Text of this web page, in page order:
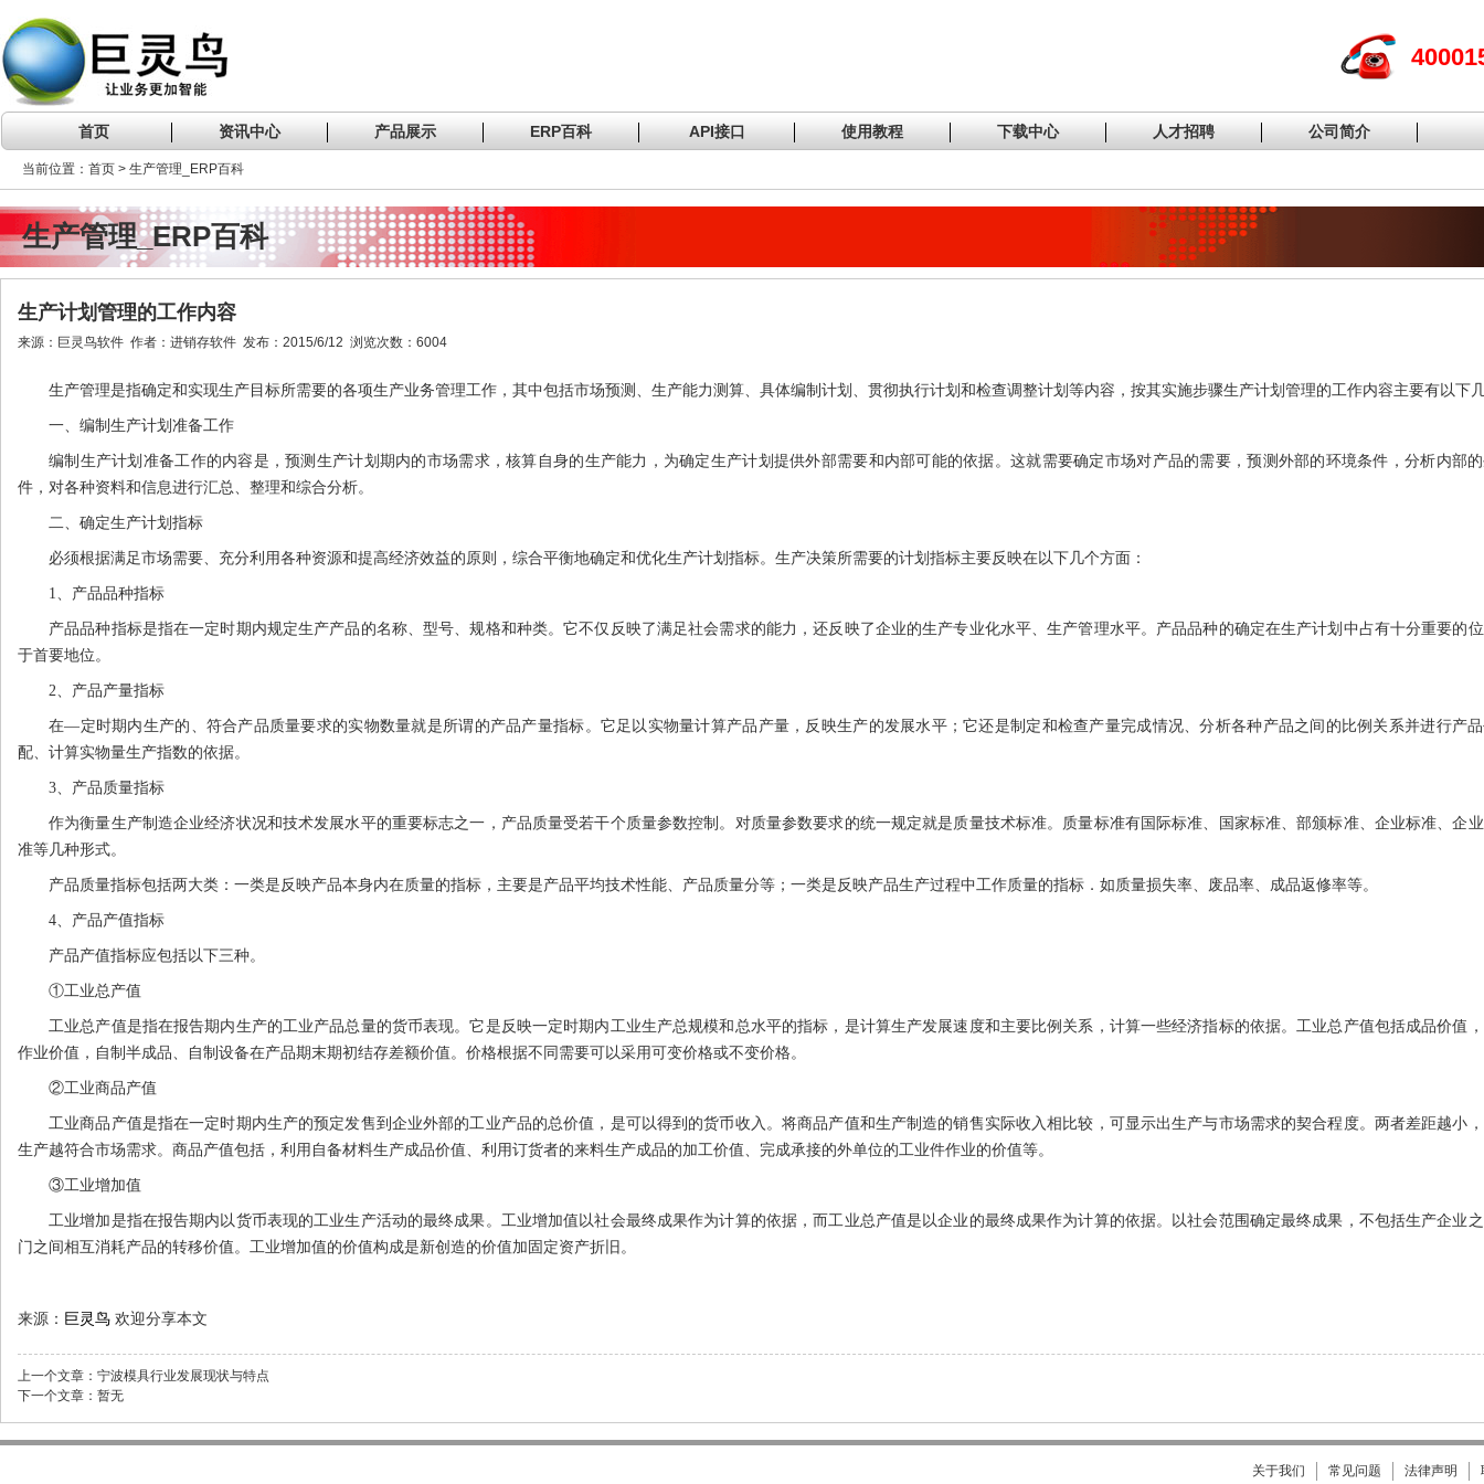
首页 资讯中心 产品展示 ERP百科 API接口 使用教程 下载中心 人才招聘 公司简介
当前位置：首页 > 生产管理_ERP百科
生产管理_ERP百科
生产计划管理的工作内容
来源：巨灵鸟软件 作者：进销存软件 发布：2015/6/12 浏览次数：6004
生产管理是指确定和实现生产目标所需要的各项生产业务管理工作，其中包括市场预测、生产能力测算、具体编制计划、贯彻执行计划和检查调整计划等内容，按其实施步骤生产计划管理的工作内容主要有以下
一、编制生产计划准备工作
编制生产计划准备工作的内容是，预测生产计划期内的市场需求，核算自身的生产能力，为确定生产计划提供外部需要和内部可能的依据。这就需要确定市场对产品的需要，预测外部的环境条件，分析内部
件，对各种资料和信息进行汇总、整理和综合分析。
二、确定生产计划指标
必须根据满足市场需要、充分利用各种资源和提高经济效益的原则，综合平衡地确定和优化生产计划指标。生产决策所需要的计划指标主要反映在以下几个方面：
1、产品品种指标
产品品种指标是指在一定时期内规定生产产品的名称、型号、规格和种类。它不仅反映了满足社会需求的能力，还反映了企业的生产专业化水平、生产管理水平。产品品种的确定在生产计划中占有十分重要的
于首要地位。
2、产品产量指标
在—定时期内生产的、符合产品质量要求的实物数量就是所谓的产品产量指标。它足以实物量计算产品产量，反映生产的发展水平；它还是制定和检查产量完成情况、分析各种产品之间的比例关系并进行产
配、计算实物量生产指数的依据。
3、产品质量指标
作为衡量生产制造企业经济状况和技术发展水平的重要标志之一，产品质量受若干个质量参数控制。对质量参数要求的统一规定就是质量技术标准。质量标准有国际标准、国家标准、部颁标准、企业标准、企
准等几种形式。
产品质量指标包括两大类：一类是反映产品本身内在质量的指标，主要是产品平均技术性能、产品质量分等；一类是反映产品生产过程中工作质量的指标．如质量损失率、废品率、成品返修率等。
4、产品产值指标
产品产值指标应包括以下三种。
①工业总产值
工业总产值是指在报告期内生产的工业产品总量的货币表现。它是反映一定时期内工业生产总规模和总水平的指标，是计算生产发展速度和主要比例关系，计算一些经济指标的依据。工业总产值包括成品价值
作业价值，自制半成品、自制设备在产品期末期初结存差额价值。价格根据不同需要可以采用可变价格或不变价格。
②工业商品产值
工业商品产值是指在一定时期内生产的预定发售到企业外部的工业产品的总价值，是可以得到的货币收入。将商品产值和生产制造的销售实际收入相比较，可显示出生产与市场需求的契合程度。两者差距越小
生产越符合市场需求。商品产值包括，利用自备材料生产成品价值、利用订货者的来料生产成品的加工价值、完成承接的外单位的工业件作业的价值等。
③工业增加值
工业增加是指在报告期内以货币表现的工业生产活动的最终成果。工业增加值以社会最终成果作为计算的依据，而工业总产值是以企业的最终成果作为计算的依据。以社会范围确定最终成果，不包括生产企业
门之间相互消耗产品的转移价值。工业增加值的价值构成是新创造的价值加固定资产折旧。
来源： 巨灵鸟 欢迎分享本文
上一个文章： 宁波模具行业发展现状与特点
下一个文章： 暂无
关于我们 常见问题 法律声明